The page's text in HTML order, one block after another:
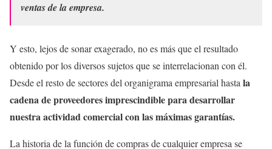
ventas de la empresa.
Y esto, lejos de sonar exagerado, no es más que el resultado
obtenido por los diversos sujetos que se interrelacionan con él.
Desde el resto de sectores del organigrama empresarial hastala
cadena de proveedores imprescindible para desarrollar
nuestra actividad comercial con las máximas garantías.
La historia de la función de compras de cualquier empresa se